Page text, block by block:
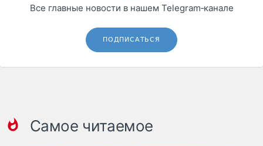
Все главные новости в нашем Telegram‑канале
ПОДПИСАТЬСЯ
Самое читаемое